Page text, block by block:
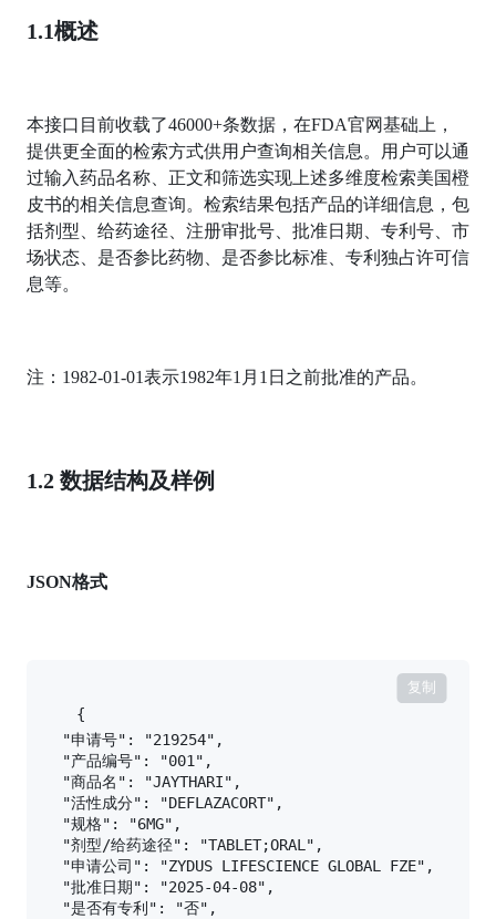
1.1概述
本接口目前收载了46000+条数据，在FDA官网基础上，
提供更全面的检索方式供用户查询相关信息。用户可以通
过输入药品名称、正文和筛选实现上述多维度检索美国橙
皮书的相关信息查询。检索结果包括产品的详细信息，包
括剂型、给药途径、注册审批号、批准日期、专利号、市
场状态、是否参比药物、是否参比标准、专利独占许可信
息等。
注：1982-01-01表示1982年1月1日之前批准的产品。
1.2 数据结构及样例
JSON格式
复制
{
    "申请号": "219254",
    "产品编号": "001",
    "商品名": "JAYTHARI",
    "活性成分": "DEFLAZACORT",
    "规格": "6MG",
    "剂型/给药途径": "TABLET;ORAL",
    "申请公司": "ZYDUS LIFESCIENCE GLOBAL FZE",
    "批准日期": "2025-04-08",
    "是否有专利": "否",